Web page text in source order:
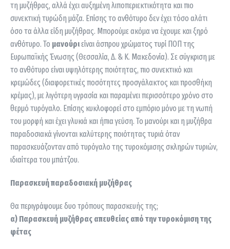
τη μυζήθρας, αλλά έχει αυξημένη λιποπεριεκτικότητα και πιο
συνεκτική τυρώδη μάζα. Επίσης το ανθότυρο δεν έχει τόσο αλάτι
όσο τα άλλα είδη μυζήθρας. Μπορούμε ακόμα να έχουμε και ξηρό
ανθότυρο. Το μανούριείναι άσπρου χρώματος τυρί ΠΟΠ της
Ευρωπαϊκής Ένωσης (Θεσσαλία, Δ. & Κ. Μακεδονία). Σε σύγκριση με
το ανθότυρο είναι υψηλότερης ποιότητας, πιο συνεκτικό και
κρεμώδες (διαφορετικές ποσότητες προσγάλακτος και προσθήκη
κρέμας), με λιγότερη υγρασία και παραμένει περισσότερο χρόνο στο
θερμό τυρόγαλο. Επίσης κυκλοφορεί στο εμπόριο μόνο με τη νωπή
του μορφή και έχει γλυκιά και ήπια γεύση. Το μανούρι και η μυζήθρα
παραδοσιακά γίνονται καλύτερης ποιότητας τυριά όταν
παρασκευάζονταν από τυρόγαλο της τυροκόμισης σκληρών τυριών,
ιδιαίτερα του μπάτζου.
Παρασκευή παραδοσιακή μυζήθρας
Θα περιγράψουμε δυο τρόπους παρασκευής της;
α) Παρασκευή μυζήθρας απευθείας από την τυροκόμιση της
φέτας